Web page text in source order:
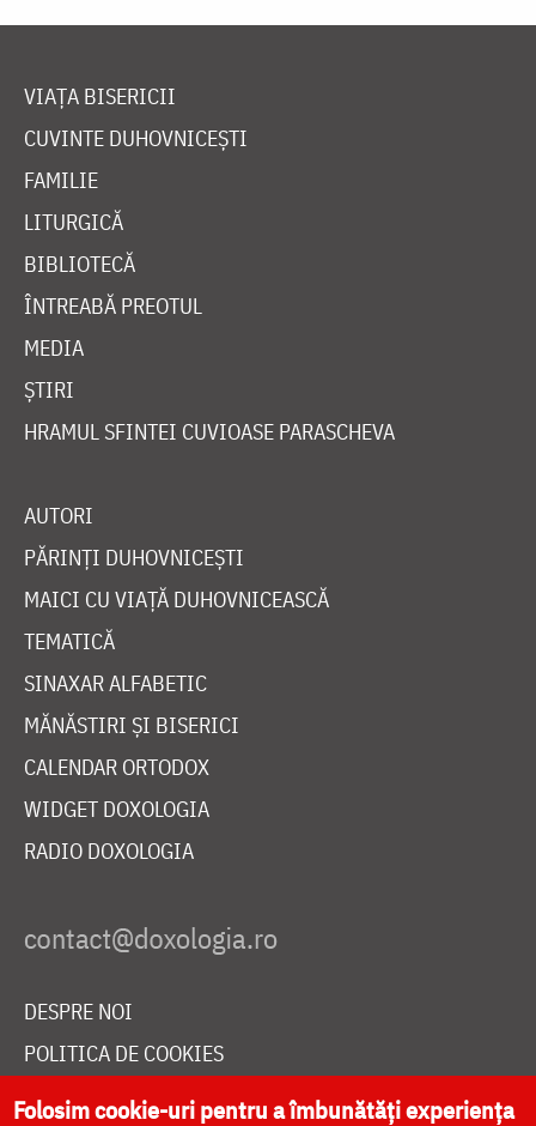
VIAȚA BISERICII
CUVINTE DUHOVNICEȘTI
FAMILIE
LITURGICĂ
BIBLIOTECĂ
ÎNTREABĂ PREOTUL
MEDIA
ȘTIRI
HRAMUL SFINTEI CUVIOASE PARASCHEVA
AUTORI
PĂRINȚI DUHOVNICEȘTI
MAICI CU VIAȚĂ DUHOVNICEASCĂ
TEMATICĂ
SINAXAR ALFABETIC
MĂNĂSTIRI ȘI BISERICI
CALENDAR ORTODOX
WIDGET DOXOLOGIA
RADIO DOXOLOGIA
DESPRE NOI
POLITICA DE COOKIES
DONEAZĂ ONLINE PENTRU CATEDRALA NAȚIONALĂ
Folosim cookie-uri pentru a îmbunătăți experiența